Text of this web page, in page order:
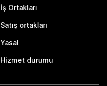
İş Ortakları
Satış ortakları
Yasal
Hizmet durumu